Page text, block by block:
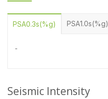
PSA0.3s(%g) PSA1.0s(%g)
-
Seismic Intensity